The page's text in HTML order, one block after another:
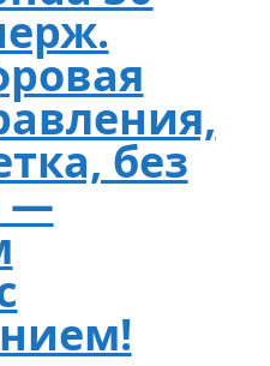
без
—